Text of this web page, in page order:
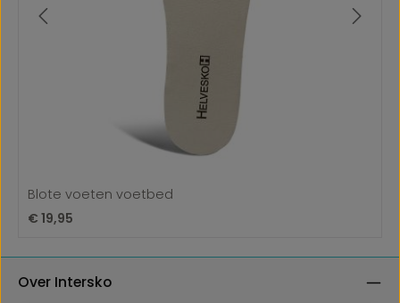
Blote voeten voetbed
Normale prijs:
€ 19,95
Over Intersko